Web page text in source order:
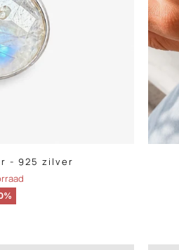
- 925 zilver